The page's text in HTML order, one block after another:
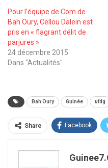
Pour l’équipe de Com de
Bah Oury, Cellou Dalein est
pris en « flagrant délit de
parjures »
24 décembre 2015
Dans "Actualités"
Bah Oury Guinée ufdg
Share Facebook